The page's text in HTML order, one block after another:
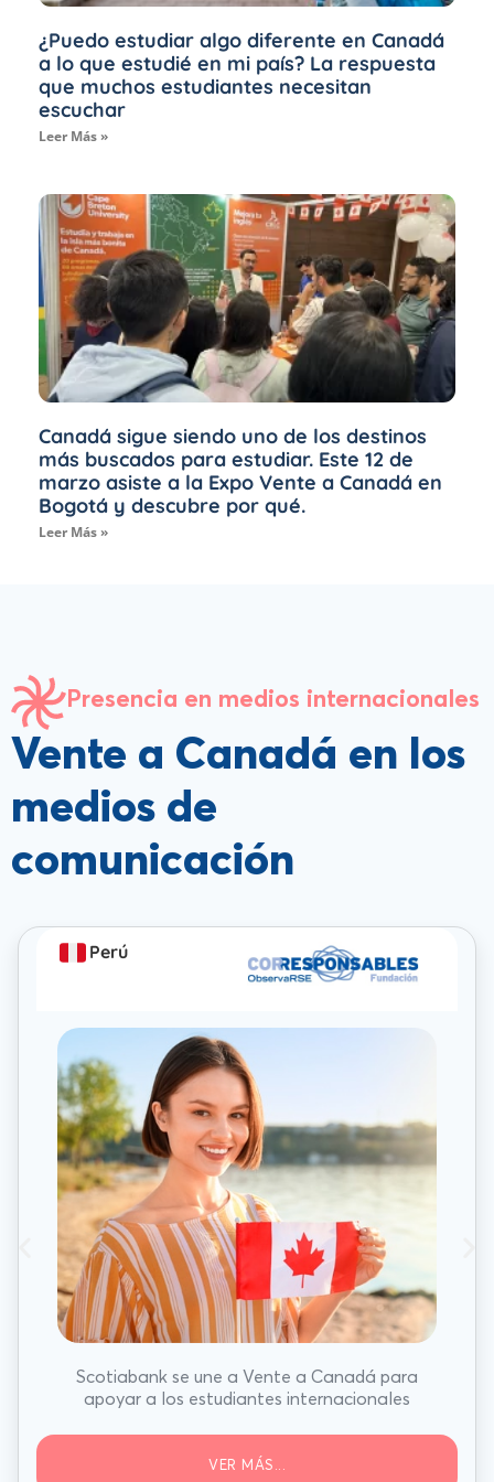
¿Puedo estudiar algo diferente en Canadá
a lo que estudié en mi país? La respuesta
que muchos estudiantes necesitan
escuchar
Leer Más »
Canadá sigue siendo uno de los destinos
más buscados para estudiar. Este 12 de
marzo asiste a la Expo Vente a Canadá en
Bogotá y descubre por qué.
Leer Más »
Presencia en medios internacionales
Vente a Canadá en los
medios de
comunicación
Perú
Scotiabank se une a Vente a Canadá para
apoyar a los estudiantes internacionales
VER MÁS...